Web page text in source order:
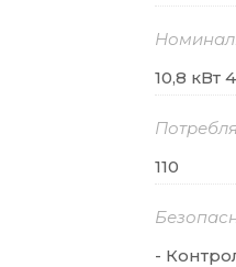
10,8 кВт
110
-